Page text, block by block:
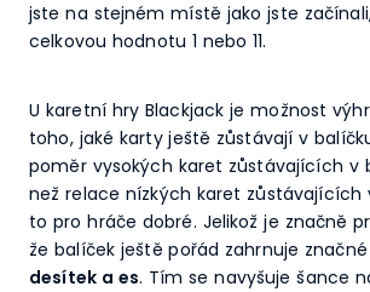
jste na stejném místě jako jste
celkovou hodnotu 1 nebo 11.
U karetní hry Blackjack je možnost
toho, jaké karty ještě zůstávají v
poměr vysokých karet zůstávajících v
než relace nízkých karet zůstávajících
to pro hráče dobré. Jelikož je značně
že balíček ještě pořád zahrnuje značné
desítek a es. Tím se navyšuje šance